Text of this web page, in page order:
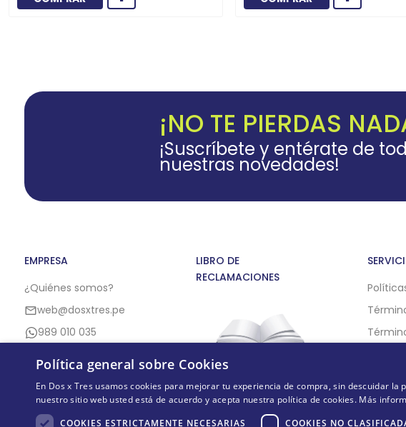
¡NO TE PIERDAS
¡Suscríbete y entérate de
nuestras novedades!
EMPRESA
¿Quiénes somos?
web@dosxtres.pe
989 010 035
LIBRO DE
RECLAMACIONES
Política general sobre Cookies
En Dos x Tres usamos cookies para mejorar tu experiencia de compra, sin descuidar
nuestro sitio web usted está de acuerdo y acepta nuestra política de cookies. Más
COOKIES ESTRICTAMENTE NECESARIAS
COOKIES NO